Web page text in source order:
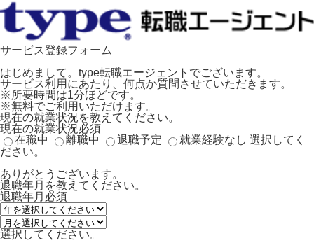
サービス登録フォーム
はじめまして。type転職エージェントでございます。
サービス利用にあたり、何点か質問させていただきます。
※所要時間は1分ほどです。
※無料でご利用いただけます。
現在の就業状況を教えてください。
現在の就業状況必須
在職中
離職中 退職予定 就業経験なし 選択してく
ださい。
ありがとうございます。
退職年月を教えてください。
退職年月 必須
選択してください。